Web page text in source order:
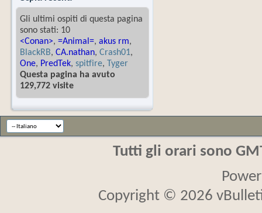
Gli ultimi ospiti di questa pagina
sono stati: 10
<Conan>, =Animal=, akus rm,
BlackRB, CA.nathan, Crash01,
One, PredTek, spitfire,
Tyger
Questa pagina ha avuto
129,772 visite
Tutti gli orari sono
Copyright © 2026